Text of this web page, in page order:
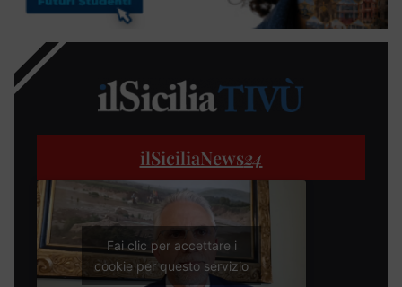
ilSiciliaNews24
Fai clic per accettare i
cookie per questo servizio